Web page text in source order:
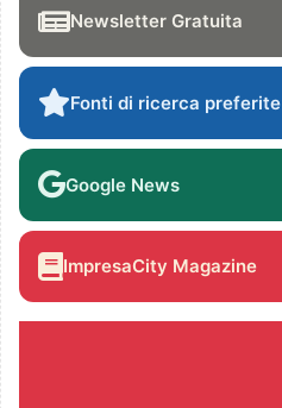
Newsletter Gratuita
Fonti di ricerca preferite
Google News
ImpresaCity Magazine